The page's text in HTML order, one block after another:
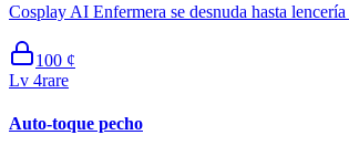
Cosplay AI Enfermera se desnuda hasta
100 ¢
Lv 4rare
Auto-toque pecho